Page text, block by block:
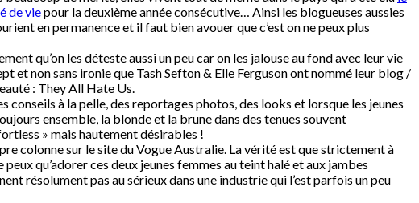
de viepour la deuxième année consécutive… Ainsi les blogueuses aussies
en permanence et il faut bien avouer que c’est on ne peux plus
qu’on les déteste aussi un peu car on les jalouse au fond avec leur vie
et non sans ironie que Tash Sefton & Elle Ferguson ont nommé leur blog /
: They All Hate Us.
conseils à la pelle, des reportages photos, des looks et lorsque les jeunes
ensemble, la blonde et la brune dans des tenues souvent
» mais hautement désirables !
colonne sur le site du Vogue Australie. La vérité est que strictement à
peux qu’adorer ces deux jeunes femmes au teint halé et aux jambes
résolument pas au sérieux dans une industrie qui l’est parfois un peu